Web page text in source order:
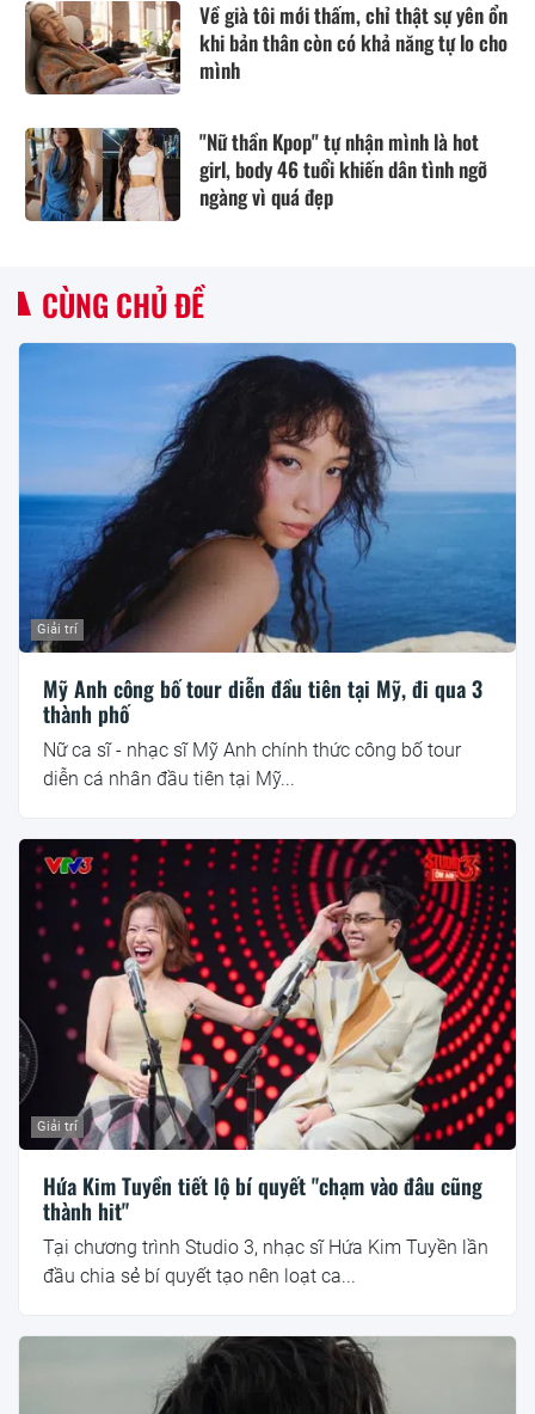
Về già tôi mới thấm, chỉ thật sự yên ổn
khi bản thân còn có khả năng tự lo cho
mình
"Nữ thần Kpop" tự nhận mình là hot
girl, body 46 tuổi khiến dân tình ngỡ
ngàng vì quá đẹp
CÙNG CHỦ ĐỀ
Giải trí
Mỹ Anh công bố tour diễn đầu tiên tại Mỹ, đi qua 3
thành phố
Nữ ca sĩ - nhạc sĩ Mỹ Anh chính thức công bố tour
diễn cá nhân đầu tiên tại Mỹ...
Giải trí
Hứa Kim Tuyền tiết lộ bí quyết "chạm vào đâu cũng
thành hit"
Tại chương trình Studio 3, nhạc sĩ Hứa Kim Tuyền lần
đầu chia sẻ bí quyết tạo nên loạt ca...